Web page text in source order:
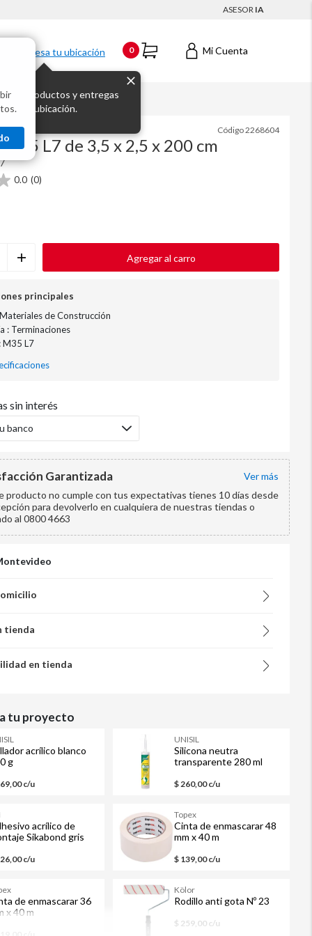
ASESOR IA
Ingresa tu ubicación
los productos y entregas
tu ubicación.
0 Mi Cuenta
Código2268604
M35 L7 de 3,5 x 2,5 x 200 cm
0.0 (0)
Agregar al carro
principales
de Construcción
: Terminaciones
M35 L7
sin interés
banco
Garantizada
ver más
producto no cumple con tus expectativas tienes 10 días desde
para devolverlo en cualquiera de nuestras tiendas o
al 0800 4663
tienda
en tienda
tu proyecto
acrílico blanco
g
c/u
UNISIL
Silicona neutra
transparente 280 ml
$ 260,00 c/u
acrílico de
Sikabond gris
c/u
Topex
Cinta de enmascarar 48
mm x 40 m
$ 139,00 c/u
de enmascarar 36
x 40 m
Kölor
Rodillo anti gota Nº 23
$ 259,00 c/u